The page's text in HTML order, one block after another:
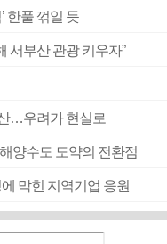
한풀 꺾일 듯
서부산 관광 키우자”
…우려가 현실로
양수도 도약의 전환점
막힌 지역기업 응원